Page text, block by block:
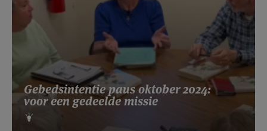
Gebedsintentie paus oktober 2024:
voor een gedeelde missie